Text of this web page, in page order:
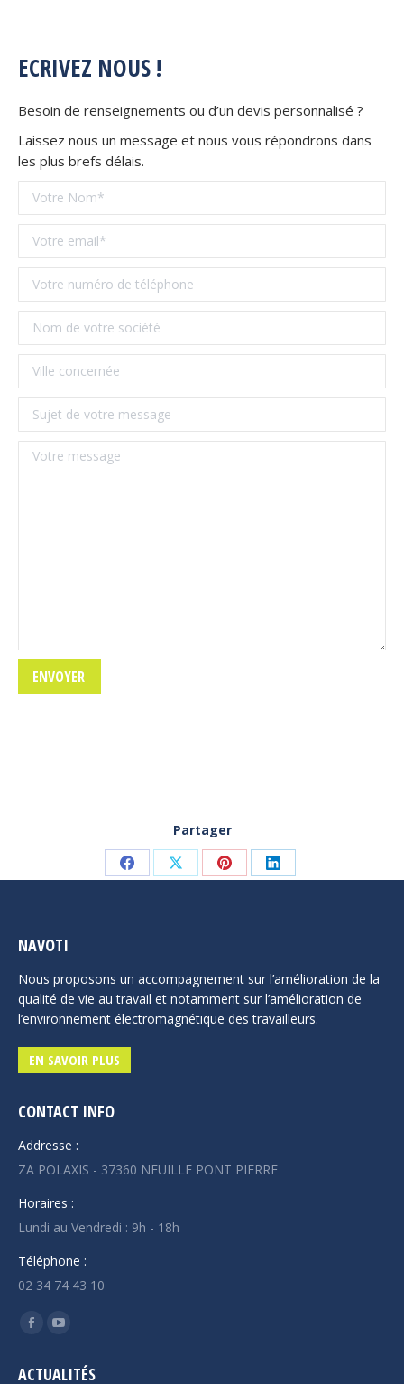
ECRIVEZ NOUS !
Besoin de renseignements ou d’un devis personnalisé ?
Laissez nous un message et nous vous répondrons dans
les plus brefs délais.
Partager
Share Share Share Share
NAVOTI
Nous proposons un accompagnement sur l’amélioration de la
qualité de vie au travail et notamment sur l’amélioration de
l’environnement électromagnétique des travailleurs.
EN SAVOIR PLUS
CONTACT INFO
Addresse :
ZA POLAXIS - 37360 NEUILLE PONT PIERRE
Horaires :
Lundi au Vendredi : 9h - 18h
Téléphone :
02 34 74 43 10
Trouvez nous sur :
Facebook
opens
YouTube
opens
ACTUALITÉS